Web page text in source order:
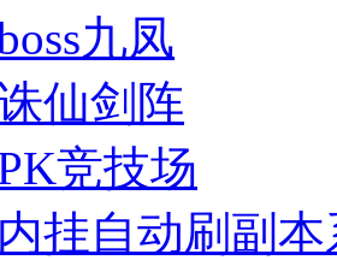
九凤
仙剑阵
竞技场
挂自动刷副本